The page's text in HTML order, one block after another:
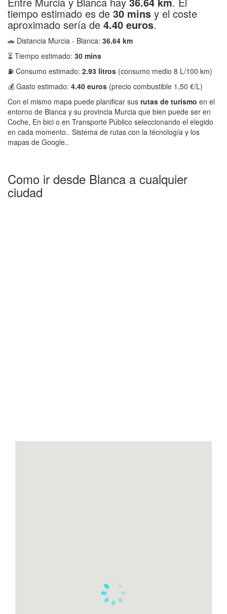
tiempo estimado es de 30 mins y el coste
aproximado sería de 4.40 euros.
🚗 Distancia Murcia - Blanca: 36.64 km
⏳ Tiempo estimado: 30 mins
⛽ Consumo estimado: 2.93 litros (consumo medio 8 L/100 km)
💰 Gasto estimado: 4.40 euros (precio combustible 1,50 €/L)
Con el mismo mapa puede planificar sus rutas de turismo en el
entorno de Blanca y su provincia Murcia que bien puede ser en
Coche, En bici o en Transporte Público seleccionando el elegido
en cada momento.. Sistema de rutas con la técnología y los
mapas de Google..
Como ir desde Blanca a cualquier
ciudad